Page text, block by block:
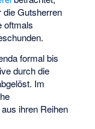
die Gutsherren
oftmals
formal bis
durch die
Im
ihren Reihen